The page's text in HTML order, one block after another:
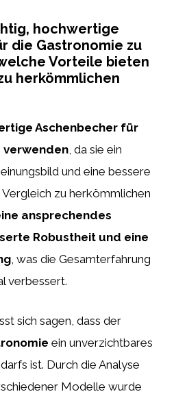
hochwertige
die Gastronomie zu
Vorteile bieten
herkömmlichen
Aschenbecher für
verwenden, da sie ein
und eine bessere
zu herkömmlichen
ansprechendes
Robustheit und eine
, was die Gesamterfahrung
verbessert.
sich sagen, dass der
ein unverzichtbares
ist. Durch die Analyse
Modelle wurde